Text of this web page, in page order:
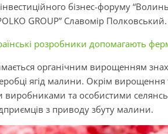
бізнес-форуму
GROUP” Славомір Полковський.
розробники допомагають
органічним вирощенням
ягід малини. Окрім
виробниками та особистими
з приводу збуту малини.